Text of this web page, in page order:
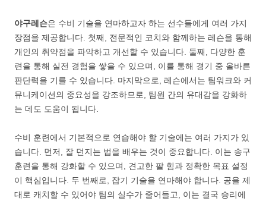
야구레슨은 수비 기술을 연마하고자 하는 선수들에게 여러 가지
장점을 제공합니다. 첫째, 전문적인 코치와 함께하는 레슨을 통해
개인의 취약점을 파악하고 개선할 수 있습니다. 둘째, 다양한 훈
련을 통해 실전 경험을 쌓을 수 있으며, 이를 통해 경기 중 올바른
판단력을 기를 수 있습니다. 마지막으로, 레슨에서는 팀워크와 커
뮤니케이션의 중요성을 강조하므로, 팀원 간의 유대감을 강화하
는 데도 도움이 됩니다.
수비 훈련에서 기본적으로 연습해야 할 기술에는 여러 가지가 있
습니다. 먼저, 잘 던지는 법을 배우는 것이 중요합니다. 이는 송구
훈련을 통해 강화할 수 있으며, 견고한 팔 힘과 정확한 목표 설정
이 핵심입니다. 두 번째로, 잡기 기술을 연마해야 합니다. 공을 제
대로 캐치할 수 있어야 팀의 실수가 줄어들고, 이는 결국 승리에